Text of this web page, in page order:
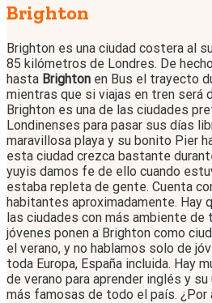
Brighton
Brighton es una ciudad costera al
85 kilómetros de Londres. De
hasta Brighton en Bus el trayecto
mientras que si viajas en tren será
Brighton es una de las ciudades
Londinenses para pasar sus días
maravillosa playa y su bonito Pier
esta ciudad crezca bastante
yuyis damos fe de ello cuando
estaba repleta de gente. Cuenta
habitantes aproximadamente. Hay
las ciudades con más ambiente de
jóvenes ponen a Brighton como
el verano, y no hablamos solo de
toda Europa, España incluida. Hay
de verano para aprender inglés y
más famosas de todo el país. ¿Por